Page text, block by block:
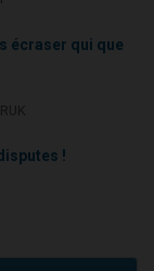
écraser qui que
!